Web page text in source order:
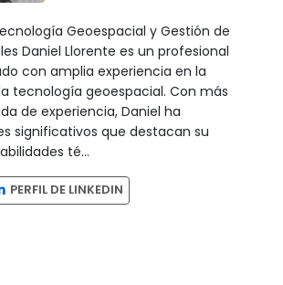
Geoespacial y Gestión de
Daniel Llorente es un profesional
con amplia experiencia en la
tecnología geoespacial. Con más
de experiencia, Daniel ha
significativos que destacan su
té...
PERFIL DE LINKEDIN